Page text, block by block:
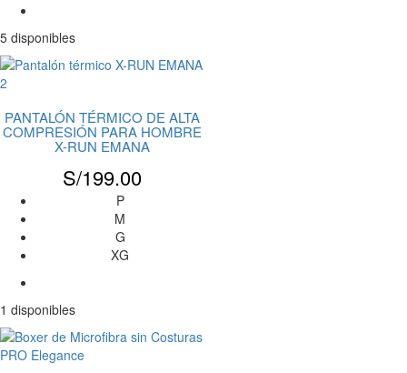
5 disponibles
PANTALÓN TÉRMICO DE ALTA
COMPRESIÓN PARA HOMBRE
X-RUN EMANA
S/199.00
P
M
G
XG
1 disponibles